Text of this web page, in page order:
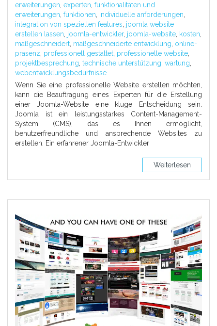
erweiterungen experten funktionalitäten und
erweiterungen funktionen individuelle anforderungen
integration von speziellen features joomla website
erstellen lassen joomla-entwickler, joomla-website kosten
maßgeschneidert maßgeschneiderte entwicklung online-
präsenz professionell gestaltet professionelle website
projektbesprechung technische unterstützung wartung
webentwicklungsbedürfnisse
Wenn Sie eine professionelle Website erstellen möchten,
kann die Beauftragung eines Experten für die Erstellung
einer Joomla-Website eine kluge Entscheidung sein.
Joomla ist ein leistungsstarkes Content-Management-
System (CMS), das es Ihnen ermöglicht,
benutzerfreundliche und ansprechende Websites zu
erstellen. Ein erfahrener Joomla-Entwickler
Weiterlesen